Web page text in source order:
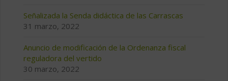
Señalizada la Senda didáctica de las Carrascas
31 marzo, 2022
Anuncio de modificación de la Ordenanza fiscal
reguladora del vertido
30 marzo, 2022